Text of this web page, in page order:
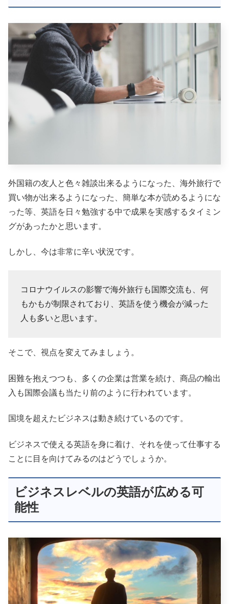
外国籍の友人と色々雑談出来るようになった、海外旅行で
買い物が出来るようになった、簡単な本が読めるようにな
った等、英語を日々勉強する中で成果を実感するタイミン
グがあったかと思います。
しかし、今は非常に辛い状況です。
コロナウイルスの影響で海外旅行も国際交流も、何
もかもが制限されており、英語を使う機会が減った
人も多いと思います。
そこで、視点を変えてみましょう。
困難を抱えつつも、多くの企業は営業を続け、商品の輸出
入も国際会議も当たり前のように行われています。
国境を超えたビジネスは動き続けているのです。
ビジネスで使える英語を身に着け、それを使って仕事する
ことに目を向けてみるのはどうでしょうか。
ビジネスレベルの英語が広める可
能性